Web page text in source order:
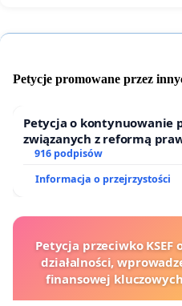
Petycje promowane przez
Petycja o kontynuowanie
związanych z reformą
916 podpisów
Informacja o przejrzystości
Petycja przeciwko KSEF
działalności,
finansowej